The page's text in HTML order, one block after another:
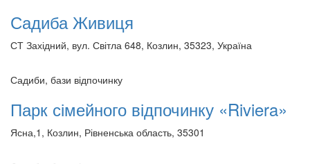
Садиба Живиця
СТ Західний, вул. Світла 648, Козлин, 35323, Україна
Садиби, бази відпочинку
Парк сімейного відпочинку «Riviera»
Ясна,1, Козлин, Рівненська область, 35301